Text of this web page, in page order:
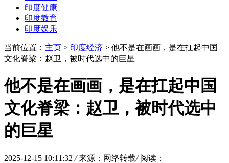
印度健康
印度教育
印度娱乐
当前位置： 主页 > 印度经济 > 他不是在画画，是在扛起中国
文化脊梁：赵卫，被时代选中的巨星
他不是在画画，是在扛起中国
文化脊梁：赵卫，被时代选中
的巨星
2025-12-15 10:11:32 / 来源：网络转载/ 阅读：